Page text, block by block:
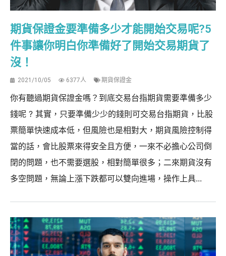
期貨保證金要準備多少才能開始交易呢?5
件事讓你明白你準備好了開始交易期貨了
沒！
2021/10/05 6377人 期貨保證金
你有聽過期貨保證金嗎？到底交易台指期貨需要準備多少
錢呢 ? 其實，只要準備少少的錢則可交易台指期貨，比股
票簡單快速成本低，但風險也是相對大，期貨風險控制得
當的話，會比股票來得安全且方便，一來不必擔心公司倒
閉的問題，也不需要選股，相對簡單很多；二來期貨沒有
多空問題，無論上漲下跌都可以雙向進場，操作上具...